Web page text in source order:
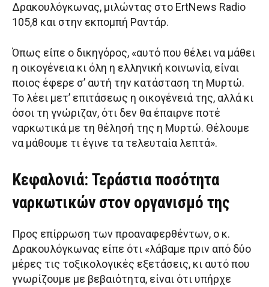
Δρακουλόγκωνας, μιλώντας στο ErtNews Radio
105,8 και στην εκπομπή Ραντάρ.
Όπως είπε ο δικηγόρος, «αυτό που θέλει να μάθει
η οικογένεια κι όλη η ελληνική κοινωνία, είναι
ποιος έφερε σ’ αυτή την κατάσταση τη Μυρτώ.
Το λέει μετ’ επιτάσεως η οικογένειά της, αλλά κι
όσοι τη γνώριζαν, ότι δεν θα έπαιρνε ποτέ
ναρκωτικά με τη θέλησή της η Μυρτώ. Θέλουμε
να μάθουμε τι έγινε τα τελευταία λεπτά».
Κεφαλονιά: Τεράστια ποσότητα
ναρκωτικών στον οργανισμό της
Προς επίρρωση των προαναφερθέντων, ο κ.
Δρακουλόγκωνας είπε ότι «λάβαμε πριν από δύο
μέρες τις τοξικολογικές εξετάσεις, κι αυτό που
γνωρίζουμε με βεβαιότητα, είναι ότι υπήρχε